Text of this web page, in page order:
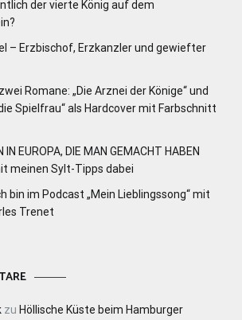
der vierte König auf dem
– Erzbischof, Erzkanzler und gewiefter
Romane: „Die Arznei der Könige“ und
Spielfrau“ als Hardcover mit Farbschnitt
IN EUROPA, DIE MAN GEMACHT HABEN
meinen Sylt-Tipps dabei
bin im Podcast „Mein Lieblingssong“ mit
Trenet
zu Höllische Küste beim Hamburger